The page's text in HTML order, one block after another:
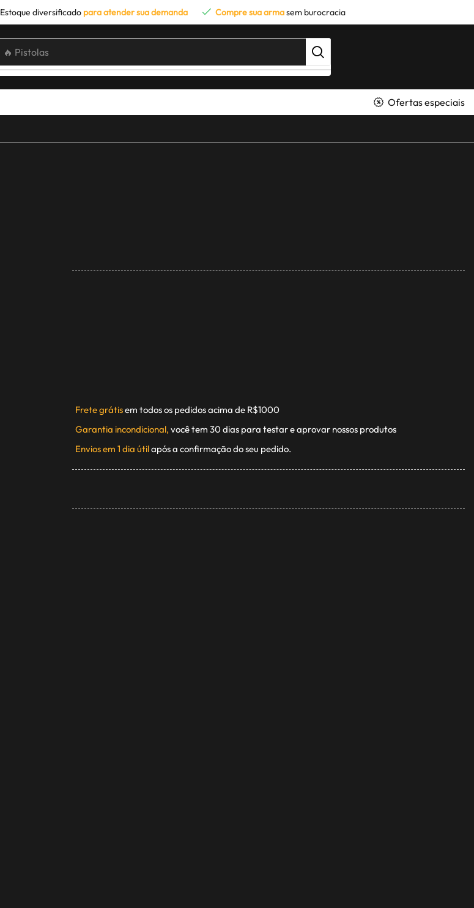
Estoque diversificado para atender sua demanda Compre sua armasem burocracia
🔥 Pistolas
Ofertas especiais
Frete grátisem todos os pedidos acima de R$1000
Garantia incondicional, você tem 30 dias para testar e aprovar nossos produtos
Envios em 1 dia útilapós a confirmação do seu pedido.